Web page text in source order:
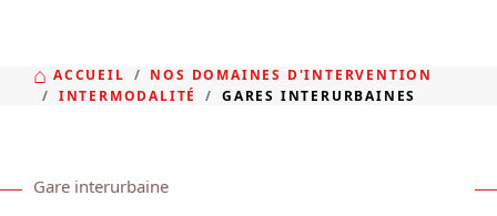
ACCUEIL
NOS DOMAINES D'INTERVENTION
INTERMODALITÉ
GARES INTERURBAINES
Gare interurbaine